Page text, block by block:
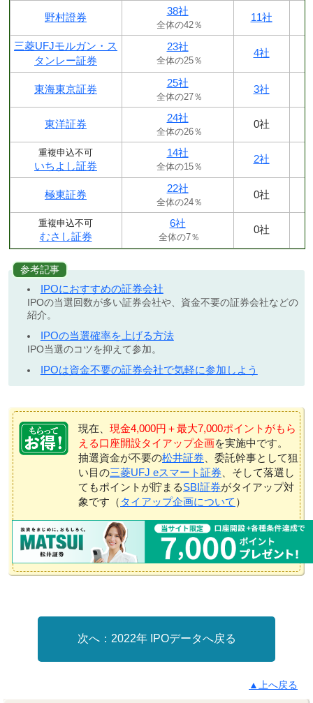
野村證券
38社
全体の42％
11社
三菱UFJモルガン・ス
タンレー証券
23社
全体の25％
4社
東海東京証券
25社
全体の27％
3社
東洋証券
24社
全体の26％
0社
重複申込不可
いちよし証券
14社
全体の15％
2社
極東証券
22社
全体の24％
0社
重複申込不可
むさし証券
6社
全体の7％
0社
参考記事
IPOにおすすめの証券会社
IPOの当選回数が多い証券会社や、資金不要の証券会社などの
紹介。
IPOの当選確率を上げる方法
IPO当選のコツを抑えて参加。
IPOは資金不要の証券会社で気軽に参加しよう
現在、 現金4,000円＋最大7,000ポイントがもら
える口座開設タイアップ企画を実施中です。
抽選資金が不要の松井証券 、委託幹事として狙
い目の三菱UFJ eスマート証券 、そして落選し
てもポイントが貯まるSBI証券がタイアップ対
象です（ タイアップ企画について ）
2022年 IPOデータへ戻る
▲上へ戻る